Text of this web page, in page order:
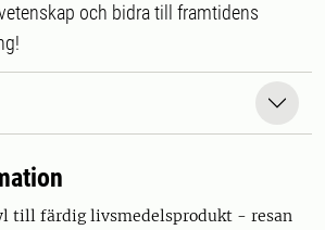
och bidra till framtidens
till färdig livsmedelsprodukt - resan